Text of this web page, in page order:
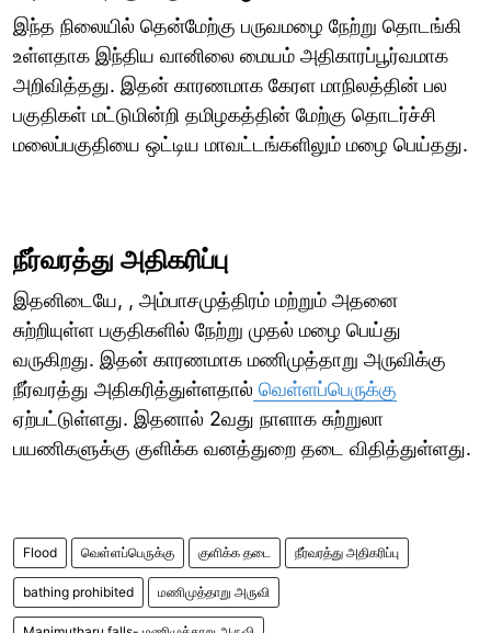
இந்த நிலையில் தென்மேற்கு பருவமழை நேற்று தொடங்கி
உள்ளதாக இந்திய வானிலை மையம் அதிகாரப்பூர்வமாக
அறிவித்தது. இதன் காரணமாக கேரள மாநிலத்தின் பல
பகுதிகள் மட்டுமின்றி தமிழகத்தின் மேற்கு தொடர்ச்சி
மலைப்பகுதியை ஒட்டிய மாவட்டங்களிலும் மழை பெய்தது.
நீர்வரத்து அதிகரிப்பு
இதனிடையே, , அம்பாசமுத்திரம் மற்றும் அதனை
சுற்றியுள்ள பகுதிகளில் நேற்று முதல் மழை பெய்து
வருகிறது. இதன் காரணமாக மணிமுத்தாறு அருவிக்கு
நீர்வரத்து அதிகரித்துள்ளதால் வெள்ளப்பெருக்கு
ஏற்பட்டுள்ளது. இதனால் 2வது நாளாக சுற்றுலா
பயணிகளுக்கு குளிக்க வனத்துறை தடை விதித்துள்ளது.
Flood வெள்ளப்பெருக்கு குளிக்க தடை நீர்வரத்து அதிகரிப்பு
bathing prohibited மணிமுத்தாறு அருவி